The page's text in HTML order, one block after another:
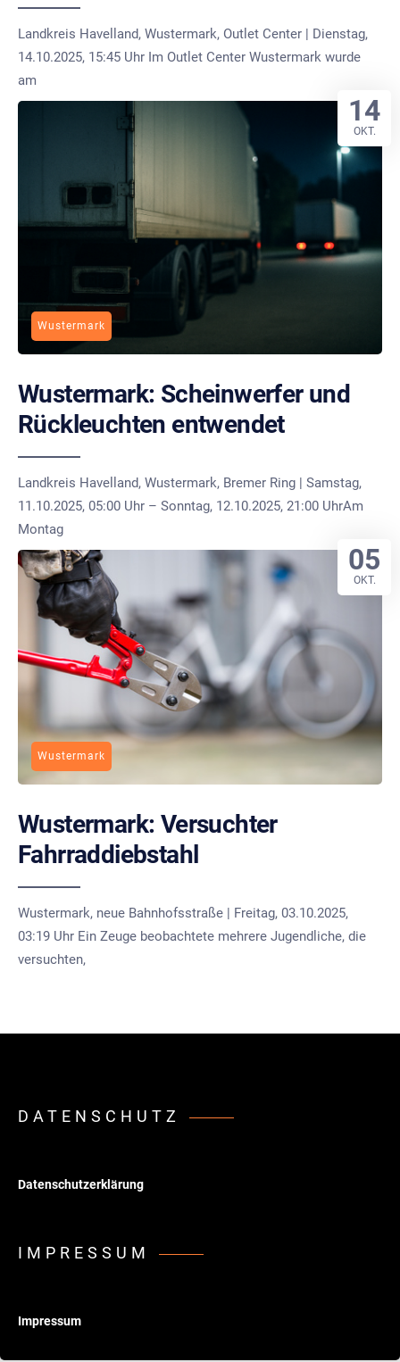
Landkreis Havelland, Wustermark, Outlet Center | Dienstag,
14.10.2025, 15:45 Uhr Im Outlet Center Wustermark wurde
am
Wustermark
Wustermark: Scheinwerfer und
Rückleuchten entwendet
Landkreis Havelland, Wustermark, Bremer Ring | Samstag,
11.10.2025, 05:00 Uhr – Sonntag, 12.10.2025, 21:00 UhrAm
Montag
14
OKT.
Wustermark
Wustermark: Versuchter
Fahrraddiebstahl
Wustermark, neue Bahnhofsstraße | Freitag, 03.10.2025,
03:19 Uhr Ein Zeuge beobachtete mehrere Jugendliche, die
versuchten,
05
OKT.
DATENSCHUTZ
Datenschutzerklärung
IMPRESSUM
Impressum